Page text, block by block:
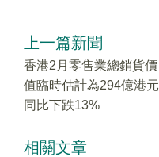
上一篇新聞
香港2月零售業總銷貨價
值臨時估計為294億港元
同比下跌13%
相關文章